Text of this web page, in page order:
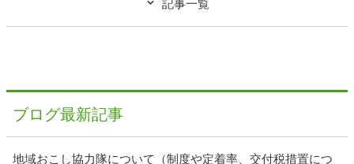
記事一覧
ブログ最新記事
地域おこし協力隊について（制度や定着率、交付税措置につ